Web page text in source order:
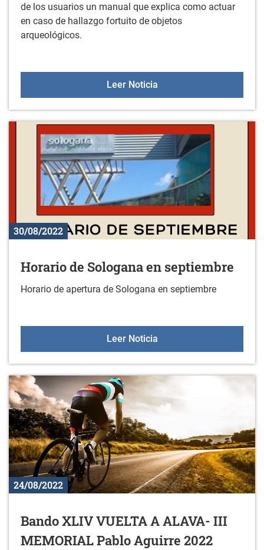
de los usuarios un manual que explica como actuar
en caso de hallazgo fortuito de objetos
arqueológicos.
Leer NoticiaHallazgo fortuito de
30/08/2022
Horario de Sologana en septiembre
Horario de apertura de Sologana en septiembre
Leer NoticiaHorario de Sologana en
24/08/2022
Bando XLIV VUELTA A ALAVA- III
MEMORIAL Pablo Aguirre 2022